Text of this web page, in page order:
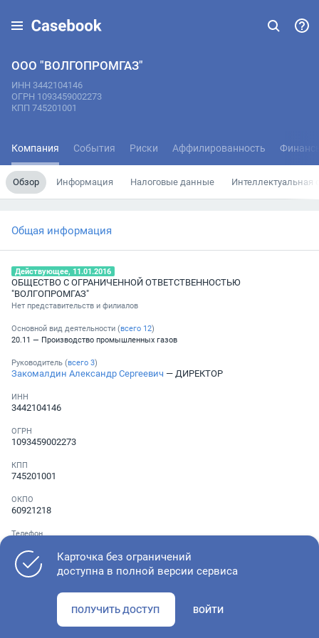
ООО "ВОЛГОПРОМГАЗ"
ИНН 3442104146
ОГРН 1093459002273
КПП 745201001
Компания События Риски Аффилированность
Обзор Информация Налоговые данные Интеллектуальная
Общая информация
Действующее, 11.01.2016
ОБЩЕСТВО С ОГРАНИЧЕННОЙ ОТВЕТСТВЕННОСТЬЮ
"ВОЛГОПРОМГАЗ"
Нет представительств и филиалов
Основной вид деятельности (всего 12)
20.11 — Производство промышленных газов
Руководитель (всего 3)
Закомалдин Александр Сергеевич — ДИРЕКТОР
ИНН
3442104146
ОГРН
1093459002273
КПП
745201001
ОКПО
60921218
Телефон
Как оценить состояние компании
Карточка без ограничений
доступна в полной версии сервиса
ПОЛУЧИТЬ ДОСТУП ВОЙТИ